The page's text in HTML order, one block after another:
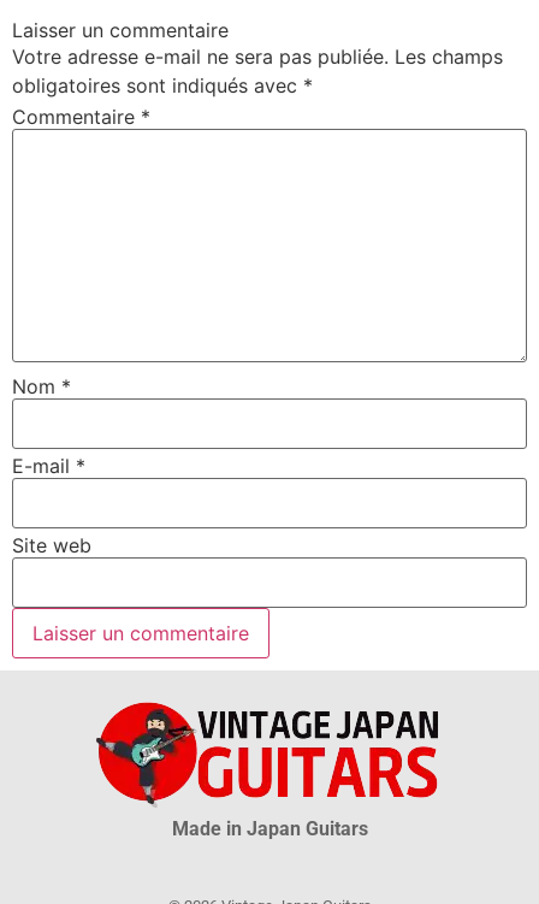
Laisser un commentaire
Votre adresse e-mail ne sera pas publiée. Les champs
obligatoires sont indiqués avec *
Commentaire *
Nom *
E-mail *
Site web
Made in Japan Guitars